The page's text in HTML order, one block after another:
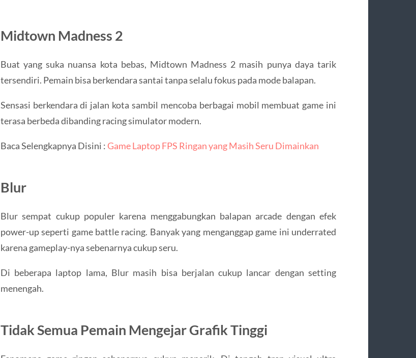
Midtown Madness 2
Buat yang suka nuansa kota bebas, Midtown Madness 2 masih punya daya tarik
tersendiri. Pemain bisa berkendara santai tanpa selalu fokus pada mode balapan.
Sensasi berkendara di jalan kota sambil mencoba berbagai mobil membuat game ini
terasa berbeda dibanding racing simulator modern.
Baca Selengkapnya Disini :Game Laptop FPS Ringan yang Masih Seru Dimainkan
Blur
Blur sempat cukup populer karena menggabungkan balapan arcade dengan efek
power-up seperti game battle racing. Banyak yang menganggap game ini underrated
karena gameplay-nya sebenarnya cukup seru.
Di beberapa laptop lama, Blur masih bisa berjalan cukup lancar dengan setting
menengah.
Tidak Semua Pemain Mengejar Grafik Tinggi